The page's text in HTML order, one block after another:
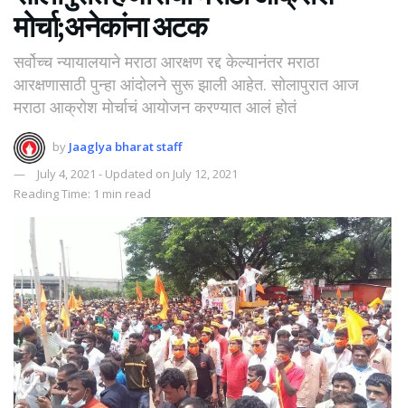
मोर्चा;अनेकांना अटक
सर्वोच्च न्यायालयाने मराठा आरक्षण रद्द केल्यानंतर मराठा
आरक्षणासाठी पुन्हा आंदोलने सुरू झाली आहेत. सोलापुरात आज
मराठा आक्रोश मोर्चाचं आयोजन करण्यात आलं होतं
by Jaaglya bharat staff
July 4, 2021 - Updated on July 12, 2021
Reading Time: 1 min read